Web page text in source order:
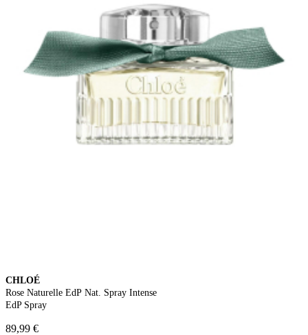
CHLOÉ
Rose Naturelle EdP Nat. Spray Intense
EdP Spray
89,99 €